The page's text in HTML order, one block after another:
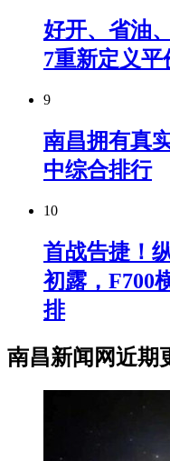
好开、省油
7重新定义平
9
南昌拥有真
中综合排行
10
首战告捷！
初露，F700
排
南昌新闻网近期